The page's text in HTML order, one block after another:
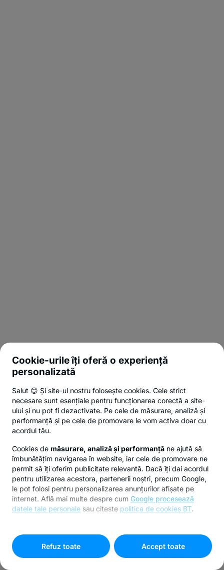
Cookie-urile îți oferă o experiență
personalizată
Salut 😊 Și site-ul nostru folosește cookies. Cele strict
necesare sunt esențiale pentru funcționarea corectă a site-
ului și nu pot fi dezactivate. Pe cele de măsurare, analiză și
performanță și pe cele de promovare le vom activa doar cu
acordul tău.
Cookies de măsurare, analiză și performanță ne ajută să
îmbunătățim navigarea în website, iar cele de promovare ne
permit să îți oferim publicitate relevantă. Dacă îți dai acordul
pentru utilizarea acestora, partenerii noștri, precum Google,
le pot folosi pentru personalizarea anunțurilor afișate pe
internet. Află mai multe despre cum Google procesează
datele tale personale sau citeste politica de cookies BT.
cookies"
Refuz toate
Accept toate